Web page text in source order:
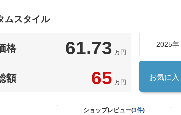
ムスタイル
格 61.73 万円
額 65 万円
2025年
お気に
ショップレビュー(3件)